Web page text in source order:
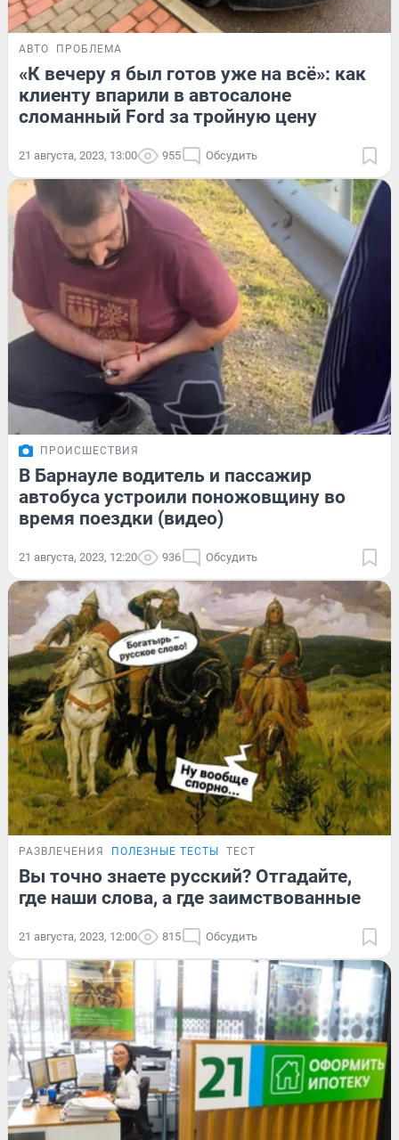
АВТО ПРОБЛЕМА
«К вечеру я был готов уже на всё»: как
клиенту впарили в автосалоне
сломанный Ford за тройную цену
21 августа, 2023, 13:00 955 Обсудить
ПРОИСШЕСТВИЯ
В Барнауле водитель и пассажир
автобуса устроили поножовщину во
время поездки (видео)
21 августа, 2023, 12:20 936 Обсудить
РАЗВЛЕЧЕНИЯ ПОЛЕЗНЫЕ ТЕСТЫ ТЕСТ
Вы точно знаете русский? Отгадайте,
где наши слова, а где заимствованные
21 августа, 2023, 12:00 815 Обсудить